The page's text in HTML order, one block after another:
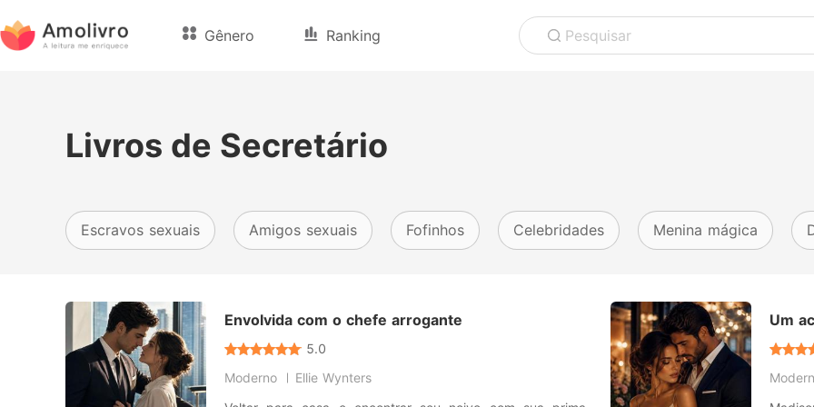
Gênero Ranking Pesquisar
Livros de Secretário
Escravos sexuais Amigos sexuais Fofinhos Celebridades Menina mágica
Envolvida com o chefe arrogante
5.0
Moderno
Ellie Wynters
Um